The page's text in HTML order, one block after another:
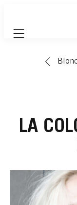
Mobile navigation
LA